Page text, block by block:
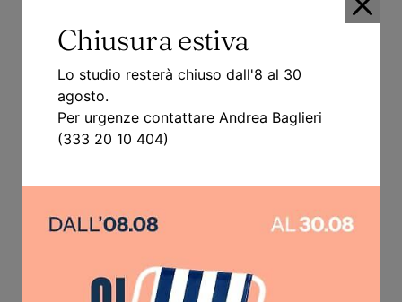
Chiusura estiva
Lo studio resterà chiuso dall'8 al 30
agosto.
Per urgenze contattare Andrea Baglieri
(333 20 10 404)